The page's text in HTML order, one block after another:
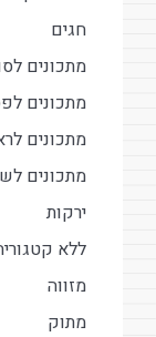
חגים
מתכונים
מתכונים
מתכונים
מתכונים
ירקות
ללא
מזווה
מתוק